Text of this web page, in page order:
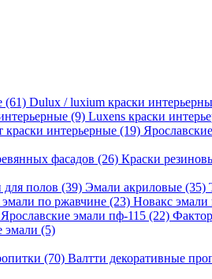
(61) Dulux / luxium краски
(9) Luxens краски
краски интерьерные (19)
фасадов (26) Краски
полов (39) Эмали акриловые (35)
по ржавчине (23) Новакс эмали
Ярославские эмали пф-115 (22)
эмали (5)
(70) Валтти декоративные